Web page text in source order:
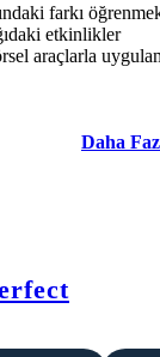
farkı
etkinlikler
araçlarla
Daha